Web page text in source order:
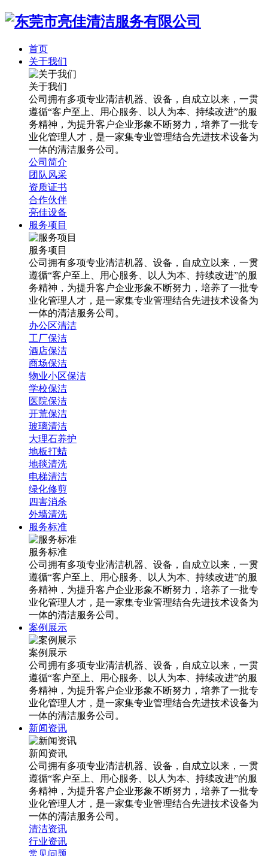
首页
关于我们
关于我们
公司拥有多项专业清洁机器、设备，自成立以来，一贯
遵循“客户至上、用心服务、以人为本、持续改进”的服
务精神，为提升客户企业形象不断努力，培养了一批专
业化管理人才，是一家集专业管理结合先进技术设备为
一体的清洁服务公司。
公司简介
团队风采
资质证书
合作伙伴
亮佳设备
服务项目
服务项目
公司拥有多项专业清洁机器、设备，自成立以来，一贯
遵循“客户至上、用心服务、以人为本、持续改进”的服
务精神，为提升客户企业形象不断努力，培养了一批专
业化管理人才，是一家集专业管理结合先进技术设备为
一体的清洁服务公司。
办公区清洁
工厂保洁
酒店保洁
商场保洁
物业小区保洁
学校保洁
医院保洁
开荒保洁
玻璃清洁
大理石养护
地板打蜡
地毯清洗
电梯清洁
绿化修剪
四害消杀
外墙清洗
服务标准
服务标准
公司拥有多项专业清洁机器、设备，自成立以来，一贯
遵循“客户至上、用心服务、以人为本、持续改进”的服
务精神，为提升客户企业形象不断努力，培养了一批专
业化管理人才，是一家集专业管理结合先进技术设备为
一体的清洁服务公司。
案例展示
案例展示
公司拥有多项专业清洁机器、设备，自成立以来，一贯
遵循“客户至上、用心服务、以人为本、持续改进”的服
务精神，为提升客户企业形象不断努力，培养了一批专
业化管理人才，是一家集专业管理结合先进技术设备为
一体的清洁服务公司。
新闻资讯
新闻资讯
公司拥有多项专业清洁机器、设备，自成立以来，一贯
遵循“客户至上、用心服务、以人为本、持续改进”的服
务精神，为提升客户企业形象不断努力，培养了一批专
业化管理人才，是一家集专业管理结合先进技术设备为
一体的清洁服务公司。
清洁资讯
行业资讯
常见问题